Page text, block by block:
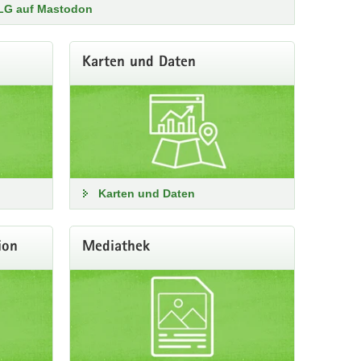
die Sächsische Gartenakademie. Schauen Sie
zum Versuch: sohub.io/jluq
LfULG Sachsen
& Bäche in Sachsen führen nach wie vor viel zu wenig
länger nicht regnet, werden die Fließgewässer vor allem
herrscht, gehen die Durchflüsse weiter zurück.
der ausgeprägten Trockenheit ist aktuell keine
in Sicht.
zum Niedrigwasser in Sachsen: sohub.io/scyr
auf Mastodon
Karten und Daten
Karten und Daten
Mediathek